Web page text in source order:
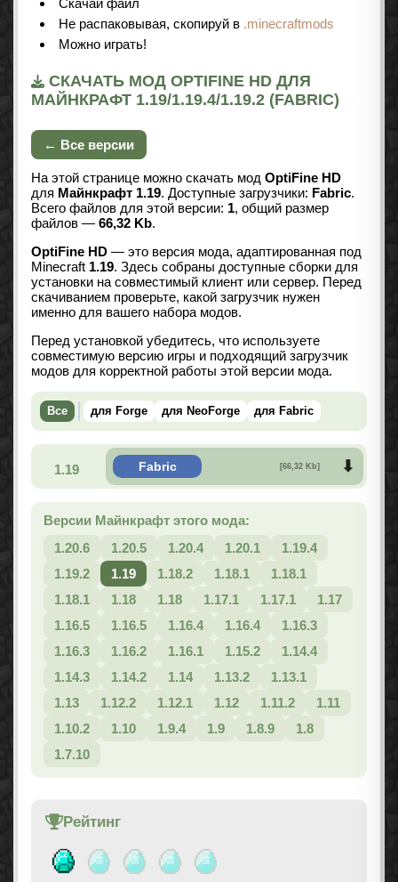
Скачай файл
Не распаковывая, скопируй в .minecraftmods
Можно играть!
СКАЧАТЬ МОД OPTIFINE HD ДЛЯ
МАЙНКРАФТ 1.19/1.19.4/1.19.2 (FABRIC)
← Все версии
На этой странице можно скачать мод OptiFine HD
для Майнкрафт 1.19. Доступные загрузчики: Fabric.
Всего файлов для этой версии: 1, общий размер
файлов — 66,32 Kb.
OptiFine HD — это версия мода, адаптированная под
Minecraft 1.19. Здесь собраны доступные сборки для
установки на совместимый клиент или сервер. Перед
скачиванием проверьте, какой загрузчик нужен
именно для вашего набора модов.
Перед установкой убедитесь, что используете
совместимую версию игры и подходящий загрузчик
модов для корректной работы этой версии мода.
Все для Forge для NeoForge для Fabric
1.19 Fabric [66,32 Kb]
Версии Майнкрафт этого мода:
1.20.6
1.20.5 1.20.4 1.20.1
1.19.4
1.19.2
1.19 1.18.2 1.18.1
1.18.1
1.18.1
1.18 1.18 1.17.1 1.17.1
1.17
1.16.5
1.16.5 1.16.4 1.16.4
1.16.3
1.16.3
1.16.2 1.16.1 1.15.2
1.14.4
1.14.3
1.14.2 1.14 1.13.2
1.13.1
1.13
1.12.2 1.12.1 1.12 1.11.2
1.11
1.10.2
1.10 1.9.4 1.9 1.8.9
1.8
1.7.10
Рейтинг